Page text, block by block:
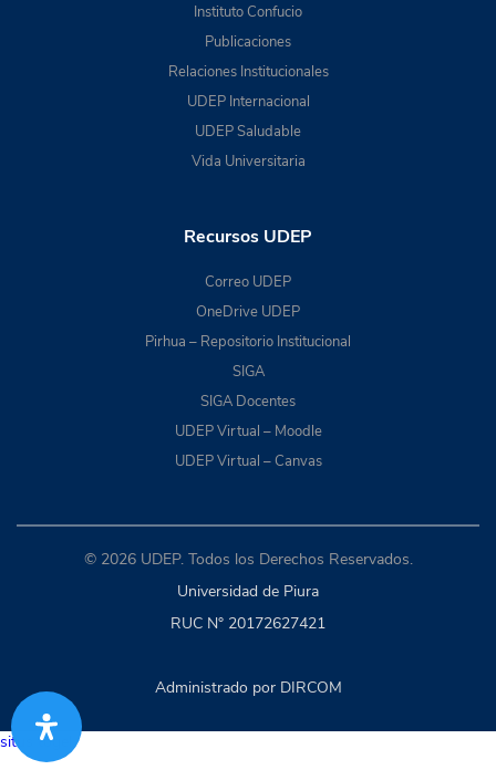
Instituto Confucio
Publicaciones
Relaciones Institucionales
UDEP Internacional
UDEP Saludable
Vida Universitaria
Recursos UDEP
Correo UDEP
OneDrive UDEP
Pirhua – Repositorio Institucional
SIGA
SIGA Docentes
UDEP Virtual – Moodle
UDEP Virtual – Canvas
© 2026 UDEP. Todos los Derechos Reservados.
Universidad de Piura
RUC N° 20172627421
Administrado por DIRCOM
situs togel